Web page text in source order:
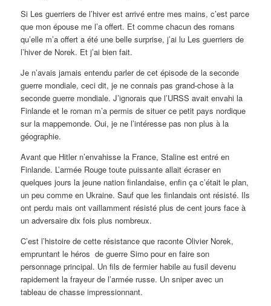
Si Les guerriers de l’hiver est arrivé entre mes mains, c’est parce
que mon épouse me l’a offert. Et comme chacun des romans
qu’elle m’a offert a été une belle surprise, j’ai lu Les guerriers de
l’hiver de Norek. Et j’ai bien fait.
Je n’avais jamais entendu parler de cet épisode de la seconde
guerre mondiale, ceci dit, je ne connais pas grand-chose à la
seconde guerre mondiale. J’ignorais que l’URSS avait envahi la
Finlande et le roman m’a permis de situer ce petit pays nordique
sur la mappemonde. Oui, je ne l’intéresse pas non plus à la
géographie.
Avant que Hitler n’envahisse la France, Staline est entré en
Finlande. L’armée Rouge toute puissante allait écraser en
quelques jours la jeune nation finlandaise, enfin ça c’était le plan,
un peu comme en Ukraine. Sauf que les finlandais ont résisté. Ils
ont perdu mais ont vaillamment résisté plus de cent jours face à
un adversaire dix fois plus nombreux.
C’est l’histoire de cette résistance que raconte Olivier Norek,
empruntant le héros de guerre Simo pour en faire son
personnage principal. Un fils de fermier habile au fusil devenu
rapidement la frayeur de l’armée russe. Un sniper avec un
tableau de chasse impressionnant.